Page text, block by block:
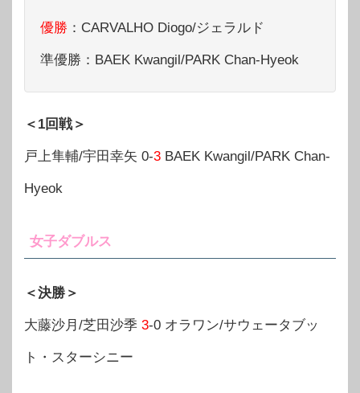
優勝 ：CARVALHO Diogo/ジェラルド
準優勝：BAEK Kwangil/PARK Chan-Hyeok
＜1回戦＞
戸上隼輔/宇田幸矢 0-3 BAEK Kwangil/PARK Chan-
Hyeok
女子ダブルス
＜決勝＞
大藤沙月/芝田沙季 3-0 オラワン/サウェータブッ
ト・スターシニー